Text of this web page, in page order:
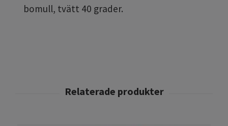
bomull, tvätt 40 grader.